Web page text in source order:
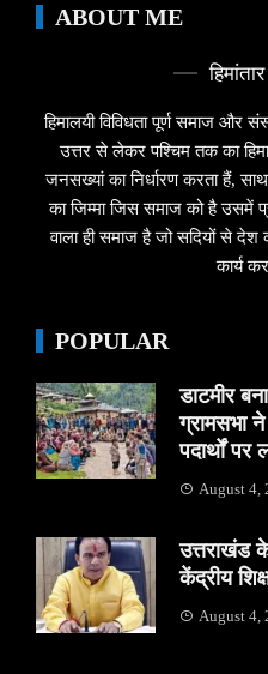
ABOUT ME
हिमालयी विविधता पूर्ण समाज और
उत्तर से लेकर पश्चिम तक का
जनसख्यां का निर्धारण करता हैं,
का जिम्मा जिस समाज को है उसमें
वाला ही समाज है जो सदियों से देश
कार्य
POPULAR
डाटमीर
ग्रामसभा
पदार्थों पर
August 4,
उत्तराखंड
केंद्रीय
August 4,